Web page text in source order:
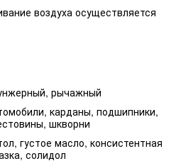
воздуха осуществляется
рычажный
карданы, подшипники,
шкворни
густое масло, консистентная
солидол